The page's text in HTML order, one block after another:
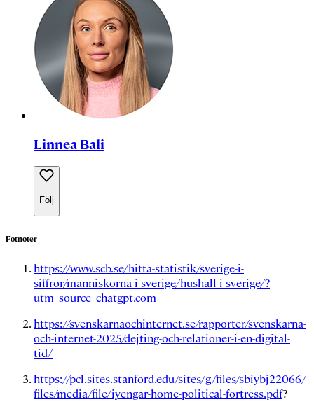
Linnea Bali
Följ
Fotnoter
https://www.scb.se/hitta-statistik/sverige-i-
siffror/manniskorna-i-sverige/hushall-i-sverige/?
utm_source=chatgpt.com
https://svenskarnaochinternet.se/rapporter/svenskarna-
och-internet-2025/dejting-och-relationer-i-en-digital-
tid/
https://pcl.sites.stanford.edu/sites/g/files/sbiybj22066/
files/media/file/iyengar-home-political-fortress.pdf?